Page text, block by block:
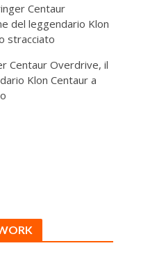
Centaur
del leggendario Klon
stracciato
Centaur Overdrive, il
Klon Centaur a